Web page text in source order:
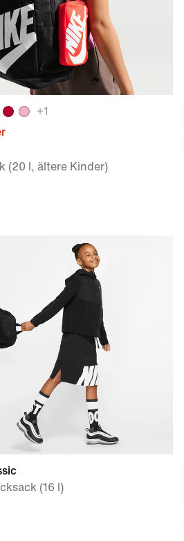
+1
(20 l, ältere Kinder)
(16 l)